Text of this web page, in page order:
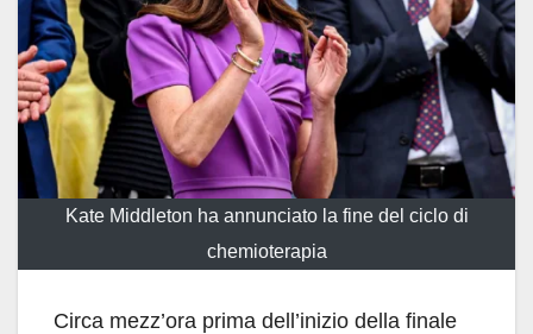
Kate Middleton ha annunciato la fine del ciclo di
chemioterapia
Circa mezz’ora prima dell’inizio della finale